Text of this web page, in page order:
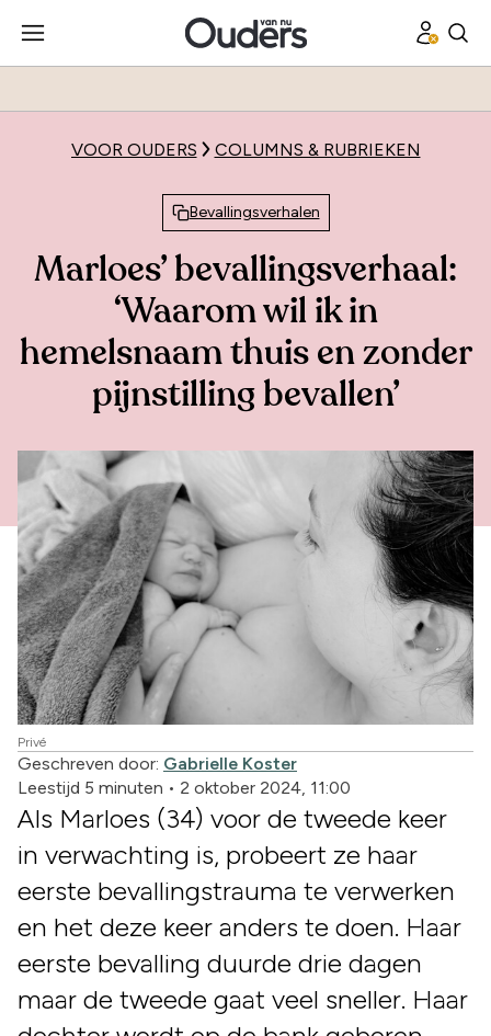
VOOR OUDERS COLUMNS & RUBRIEKEN
Bevallingsverhalen
Marloes’ bevallingsverhaal:
‘Waarom wil ik in
hemelsnaam thuis en zonder
pijnstilling bevallen’
Privé
Geschreven door: Gabrielle Koster
Leestijd 5 minuten • 2 oktober 2024, 11:00
Als Marloes (34) voor de tweede keer
in verwachting is, probeert ze haar
eerste bevallingstrauma te verwerken
en het deze keer anders te doen. Haar
eerste bevalling duurde drie dagen
maar de tweede gaat veel sneller. Haar